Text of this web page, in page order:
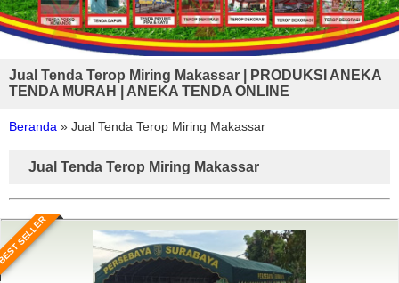
Jual Tenda Terop Miring Makassar | PRODUKSI ANEKA
TENDA MURAH | ANEKA TENDA ONLINE
Beranda » Jual Tenda Terop Miring Makassar
Jual Tenda Terop Miring Makassar
SELLER